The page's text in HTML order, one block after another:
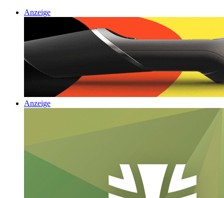
Anzeige
Anzeige